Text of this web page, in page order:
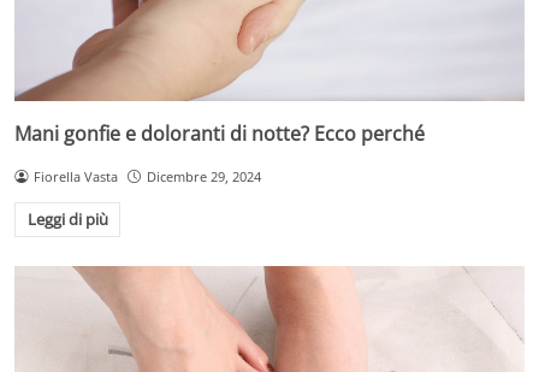
Mani gonfie e doloranti di notte? Ecco perché
Fiorella Vasta Dicembre 29, 2024
Leggi di più